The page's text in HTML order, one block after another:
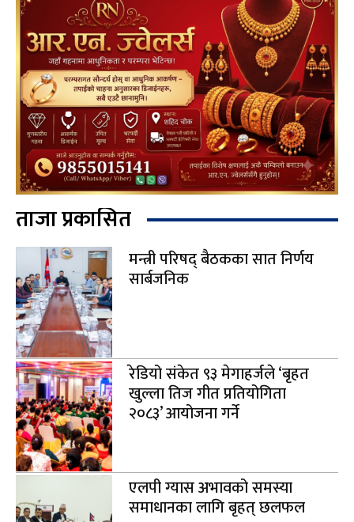
ताजा प्रकासित
मन्त्री परिषद् बैठकका सात निर्णय
सार्बजनिक
रेडियो संकेत ९३ मेगाहर्जले ‘बृहत
खुल्ला तिज गीत प्रतियोगिता
२०८३’ आयोजना गर्ने
एलपी ग्यास अभावको समस्या
समाधानका लागि बृहत् छलफल